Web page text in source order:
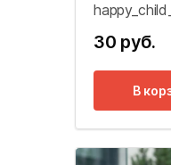
30 руб.
В